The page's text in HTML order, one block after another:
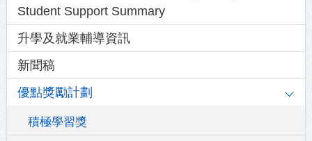
Student Support Summary
升學及就業輔導資訊
新聞稿
優點獎勵計劃
積極學習獎